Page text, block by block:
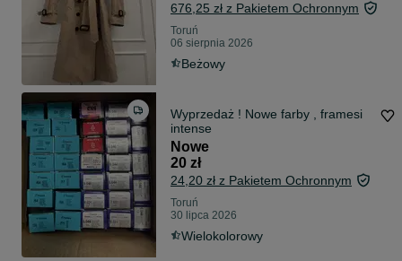
676,25 zł z Pakietem Ochronnym
Toruń
06 sierpnia 2026
Beżowy
Wyprzedaż ! Nowe farby , framesi
intense
Nowe
20 zł
24,20 zł z Pakietem Ochronnym
Toruń
30 lipca 2026
Wielokolorowy